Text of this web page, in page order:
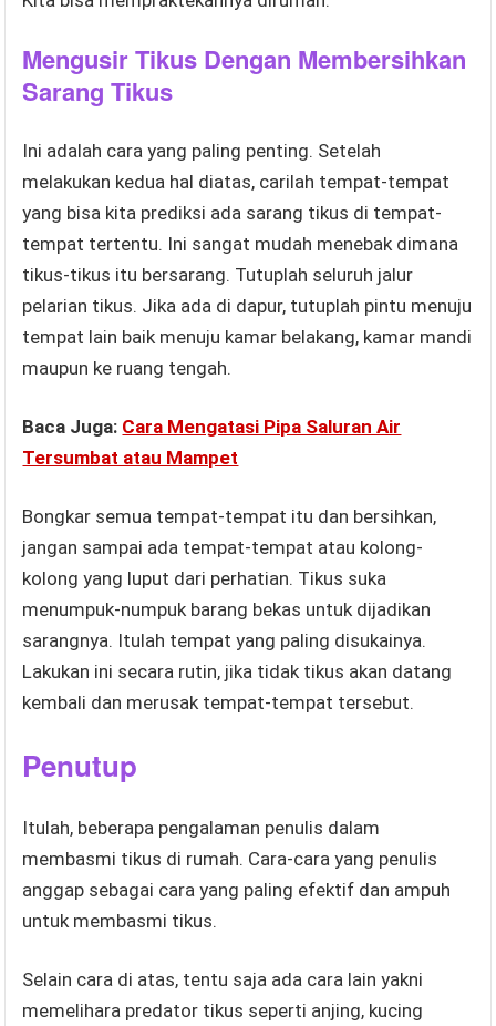
Mengusir Tikus Dengan Membersihkan
Sarang Tikus
Ini adalah cara yang paling penting. Setelah
melakukan kedua hal diatas, carilah tempat-tempat
yang bisa kita prediksi ada sarang tikus di tempat-
tempat tertentu. Ini sangat mudah menebak dimana
tikus-tikus itu bersarang. Tutuplah seluruh jalur
pelarian tikus. Jika ada di dapur, tutuplah pintu menuju
tempat lain baik menuju kamar belakang, kamar mandi
maupun ke ruang tengah.
Baca Juga: Cara Mengatasi Pipa Saluran Air
Tersumbat atau Mampet
Bongkar semua tempat-tempat itu dan bersihkan,
jangan sampai ada tempat-tempat atau kolong-
kolong yang luput dari perhatian. Tikus suka
menumpuk-numpuk barang bekas untuk dijadikan
sarangnya. Itulah tempat yang paling disukainya.
Lakukan ini secara rutin, jika tidak tikus akan datang
kembali dan merusak tempat-tempat tersebut.
Penutup
Itulah, beberapa pengalaman penulis dalam
membasmi tikus di rumah. Cara-cara yang penulis
anggap sebagai cara yang paling efektif dan ampuh
untuk membasmi tikus.
Selain cara di atas, tentu saja ada cara lain yakni
memelihara predator tikus seperti anjing, kucing